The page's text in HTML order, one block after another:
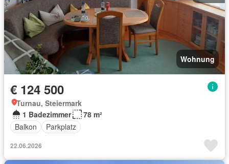
Wohnung
€ 124 500
Turnau, Steiermark
1 Badezimmer
78 m²
Balkon
Parkplatz
22.06.2026